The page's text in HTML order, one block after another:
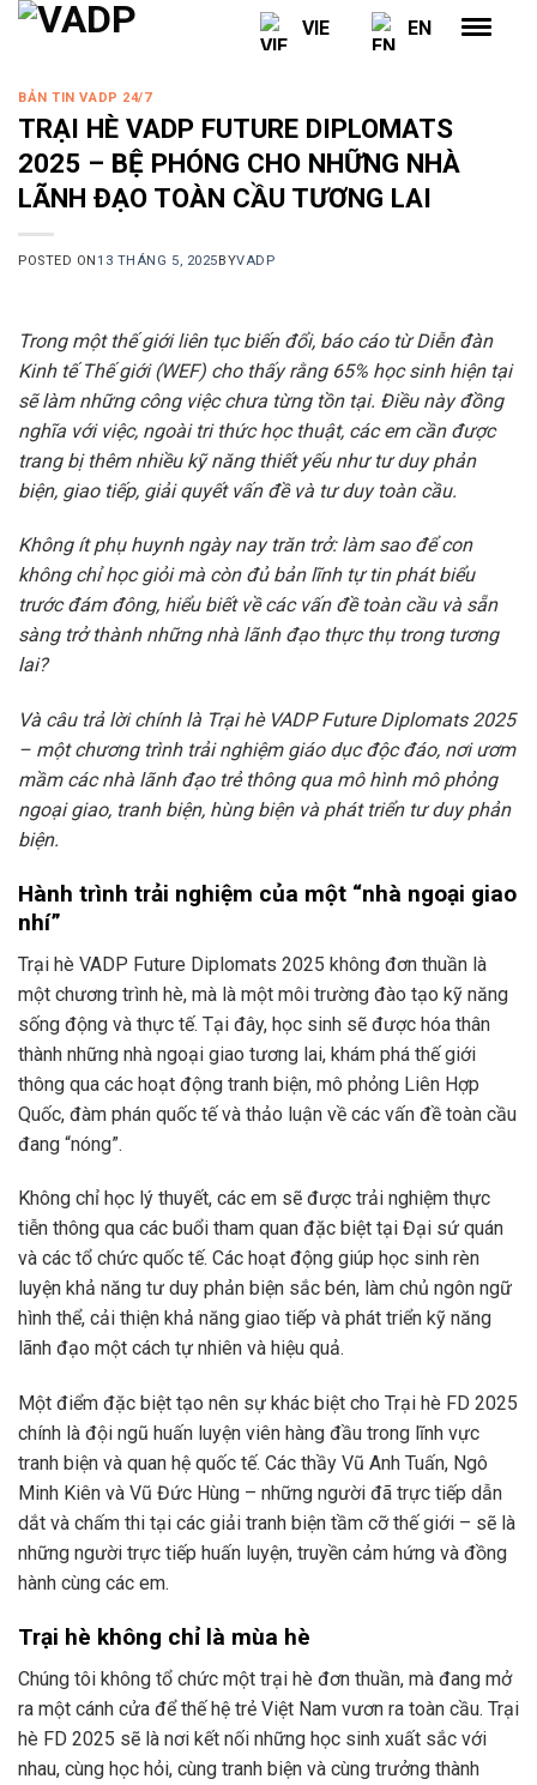
Skip
VIE EN
BẢN TIN VADP 24/7
TRẠI HÈ VADP FUTURE DIPLOMATS
2025 – BỆ PHÓNG CHO NHỮNG NHÀ
LÃNH ĐẠO TOÀN CẦU TƯƠNG LAI
POSTED ON13 THÁNG 5, 2025BYVADP
Trong một thế giới liên tục biến đổi, báo cáo từ Diễn đàn
Kinh tế Thế giới (WEF) cho thấy rằng 65% học sinh hiện tại
sẽ làm những công việc chưa từng tồn tại. Điều này đồng
nghĩa với việc, ngoài tri thức học thuật, các em cần được
trang bị thêm nhiều kỹ năng thiết yếu như tư duy phản
biện, giao tiếp, giải quyết vấn đề và tư duy toàn cầu.
Không ít phụ huynh ngày nay trăn trở: làm sao để con
không chỉ học giỏi mà còn đủ bản lĩnh tự tin phát biểu
trước đám đông, hiểu biết về các vấn đề toàn cầu và sẵn
sàng trở thành những nhà lãnh đạo thực thụ trong tương
lai?
Và câu trả lời chính là Trại hè VADP Future Diplomats 2025
– một chương trình trải nghiệm giáo dục độc đáo, nơi ươm
mầm các nhà lãnh đạo trẻ thông qua mô hình mô phỏng
ngoại giao, tranh biện, hùng biện và phát triển tư duy phản
biện.
Hành trình trải nghiệm của một “nhà ngoại giao
nhí”
Trại hè VADP Future Diplomats 2025 không đơn thuần là
một chương trình hè, mà là một môi trường đào tạo kỹ năng
sống động và thực tế. Tại đây, học sinh sẽ được hóa thân
thành những nhà ngoại giao tương lai, khám phá thế giới
thông qua các hoạt động tranh biện, mô phỏng Liên Hợp
Quốc, đàm phán quốc tế và thảo luận về các vấn đề toàn cầu
đang “nóng”.
Không chỉ học lý thuyết, các em sẽ được trải nghiệm thực
tiễn thông qua các buổi tham quan đặc biệt tại Đại sứ quán
và các tổ chức quốc tế. Các hoạt động giúp học sinh rèn
luyện khả năng tư duy phản biện sắc bén, làm chủ ngôn ngữ
hình thể, cải thiện khả năng giao tiếp và phát triển kỹ năng
lãnh đạo một cách tự nhiên và hiệu quả.
Một điểm đặc biệt tạo nên sự khác biệt cho Trại hè FD 2025
chính là đội ngũ huấn luyện viên hàng đầu trong lĩnh vực
tranh biện và quan hệ quốc tế. Các thầy Vũ Anh Tuấn, Ngô
Minh Kiên và Vũ Đức Hùng – những người đã trực tiếp dẫn
dắt và chấm thi tại các giải tranh biện tầm cỡ thế giới – sẽ là
những người trực tiếp huấn luyện, truyền cảm hứng và đồng
hành cùng các em.
Trại hè không chỉ là mùa hè
Chúng tôi không tổ chức một trại hè đơn thuần, mà đang mở
ra một cánh cửa để thế hệ trẻ Việt Nam vươn ra toàn cầu. Trại
hè FD 2025 sẽ là nơi kết nối những học sinh xuất sắc với
nhau, cùng học hỏi, cùng tranh biện và cùng trưởng thành